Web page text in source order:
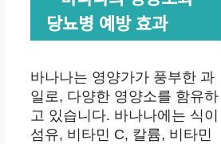
당뇨병 예방 효과
바나나는 영양가가 풍부한 과
일로, 다양한 영양소를 함유하
고 있습니다. 바나나에는 식이
섬유, 비타민 C, 칼륨, 비타민